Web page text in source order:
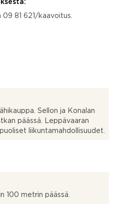
09 81 621/kaavoitus.
Sellon ja Konalan
päässä. Leppävaaran
liikuntamahdollisuudet.
100 metrin päässä.